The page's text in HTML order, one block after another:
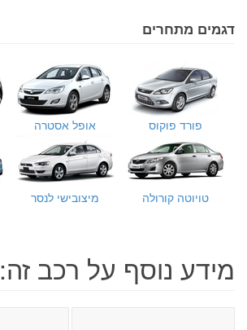
דגמים מתחרים
פורד פוקוס אופל אסטרה
טויוטה קורולה מיצובישי לנסר
מידע נוסף על רכב זה: